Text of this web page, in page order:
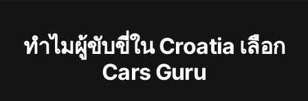
ทำไมผู้ขับขี่ใน Croatia เลือก
Cars Guru